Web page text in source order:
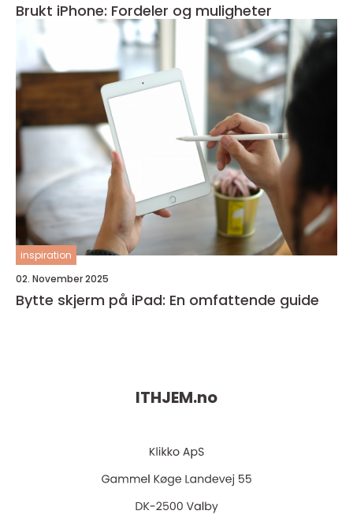
Brukt iPhone: Fordeler og muligheter
inspiration
02. November 2025
Bytte skjerm på iPad: En omfattende guide
ITHJEM.no